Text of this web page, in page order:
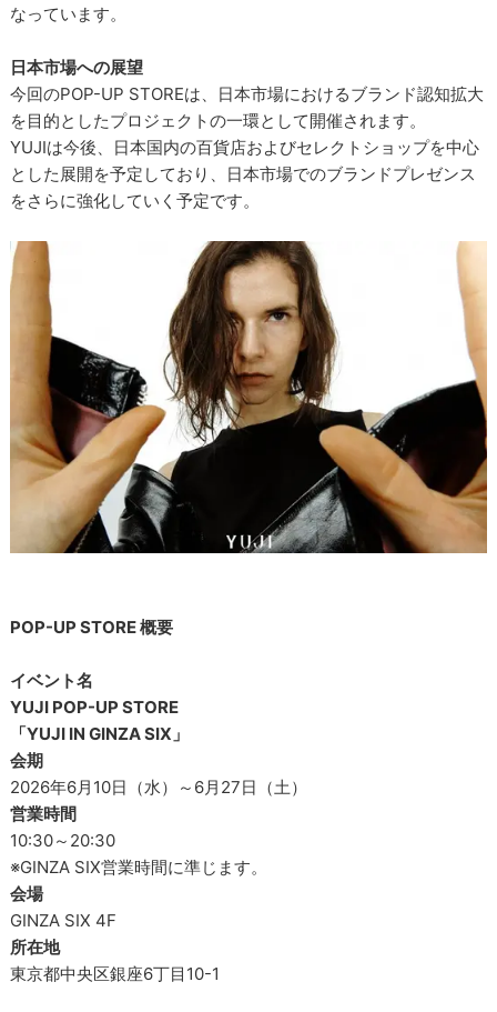
なっています。
日本市場への展望
今回のPOP-UP STOREは、日本市場におけるブランド認知拡大
を目的としたプロジェクトの一環として開催されます。
YUJIは今後、日本国内の百貨店およびセレクトショップを中心
とした展開を予定しており、日本市場でのブランドプレゼンス
をさらに強化していく予定です。
POP-UP STORE 概要
イベント名
YUJI POP-UP STORE
「YUJI IN GINZA SIX」
会期
2026年6月10日（水）～6月27日（土）
営業時間
10:30～20:30
※GINZA SIX営業時間に準じます。
会場
GINZA SIX 4F
所在地
東京都中央区銀座6丁目10-1